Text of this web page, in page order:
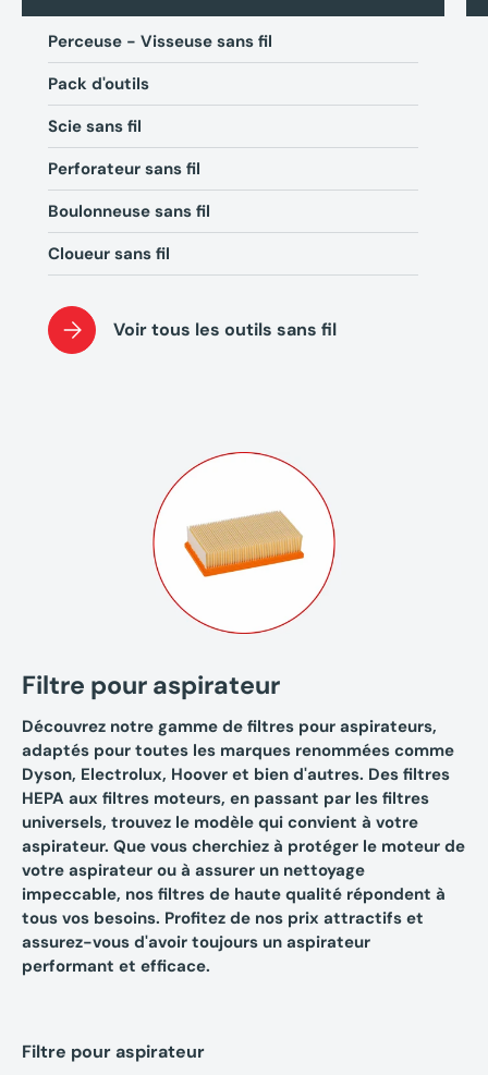
Perceuse - Visseuse sans fil
Pack d'outils
Scie sans fil
Perforateur sans fil
Boulonneuse sans fil
Cloueur sans fil
Voir tous les outils sans fil
Filtre pour aspirateur
Découvrez notre gamme de filtres pour aspirateurs,
adaptés pour toutes les marques renommées comme
Dyson, Electrolux, Hoover et bien d'autres. Des filtres
HEPA aux filtres moteurs, en passant par les filtres
universels, trouvez le modèle qui convient à votre
aspirateur. Que vous cherchiez à protéger le moteur de
votre aspirateur ou à assurer un nettoyage
impeccable, nos filtres de haute qualité répondent à
tous vos besoins. Profitez de nos prix attractifs et
assurez-vous d'avoir toujours un aspirateur
performant et efficace.
Filtre pour aspirateur